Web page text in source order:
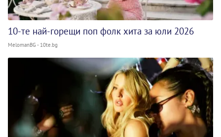
10-те най-горещи поп фолк хита за юли 2026
MelomanBG - 10te.bg